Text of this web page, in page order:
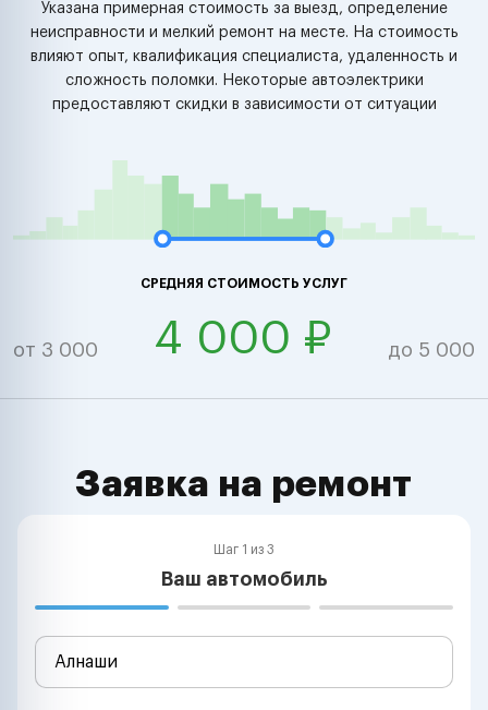
Указана примерная стоимость за выезд, определение
неисправности и мелкий ремонт на месте. На стоимость
влияют опыт, квалификация специалиста, удаленность и
сложность поломки. Некоторые автоэлектрики
предоставляют скидки в зависимости от ситуации
СРЕДНЯЯ СТОИМОСТЬ УСЛУГ
от 3 000 4 000 ₽ до 5 000
Заявка на ремонт
Шаг 1 из 3
Ваш автомобиль